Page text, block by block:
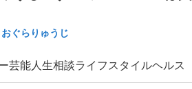
おぐらりゅうじ
芸能 人生相談ライフスタイルヘルス